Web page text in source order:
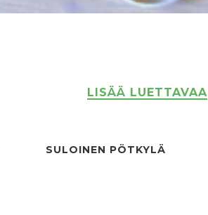
LISÄÄ LUETTAVAA
SULOINEN PÖTKYLÄ